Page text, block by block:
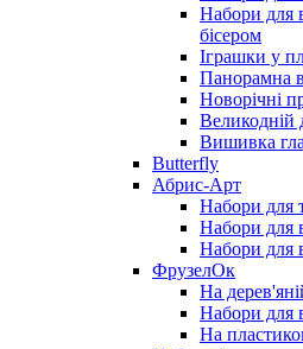
Набори для
бісером
Іграшки у
Панорамна
Новорічні
Великодній
Вишивка
Butterfly
Абрис-Арт
Набори для
Набори для
Набори для
ФрузелОк
На
Набори для
На